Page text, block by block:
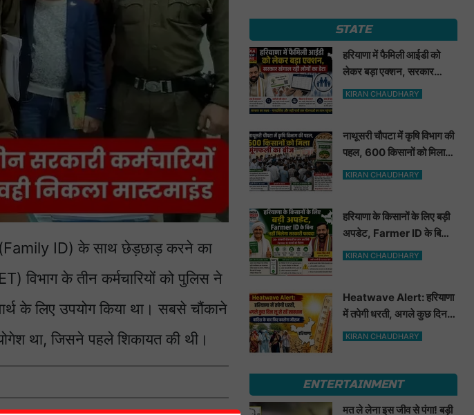
(Family ID) के साथ छेड़छाड़ करने का
विभाग के तीन कर्मचारियों को पुलिस ने
के लिए उपयोग किया था। सबसे चौंकाने
था, जिसने पहले शिकायत की थी।
STATE
हरियाणा में फैमिली आईडी को
लेकर बड़ा एक्शन, सरकार
खंगाल रही लोगों का डेटा
KIRAN CHAUDHARY
नाथूसरी चौपटा में कृषि विभाग की
पहल, 600 किसानों को मिला
मूंगफली का बीज
KIRAN CHAUDHARY
हरियाणा के किसानों के लिए बड़ी
अपडेट, Farmer ID के बिना
नहीं मिलेगा सरकारी फायदा
KIRAN CHAUDHARY
Heatwave Alert: हरियाणा
में तपेगी धरती, अगले कुछ दिन लू
से रहें सावधान. बारिश के बाद
KIRAN CHAUDHARY
ENTERTAINMENT
मत ले लेना इस जीव से पंगा! बड़ी